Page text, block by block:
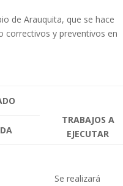
de Arauquita, que se hace
correctivos y preventivos en
TRABAJOS A
EJECUTAR
Se realizará